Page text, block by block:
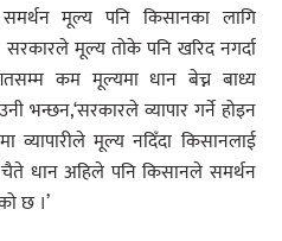
मूल्य पनि किसानका लागि
मूल्य तोके पनि खरिद नगर्दा
कम मूल्यमा धान बेच्न बाध्य
भन्छन,‘सरकारले व्यापार गर्ने होइन
व्यापारीले मूल्य नदिँदा किसानलाई
चैते धान अहिले पनि किसानले समर्थन
छ ।’